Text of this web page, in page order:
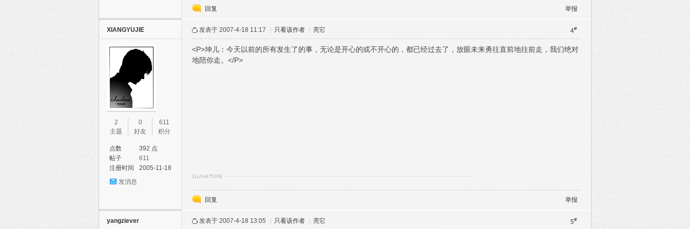
回复 举报
XIANGYUJIE
2
主题
0
好友
611
积分
点数
392 点
帖子
611
注册时间
2005-11-18
发消息
4#
发表于 2007-4-18 11:17 只看该作者 亮它
<P>坤儿：今天以前的所有发生了的事，无论是开心的或不开心的，都已经过去了，放眼未来勇往直前地往前走，我们绝对
地陪你走。</P>
回复 举报
yangziever 5#
发表于 2007-4-18 13:05 只看该作者 亮它